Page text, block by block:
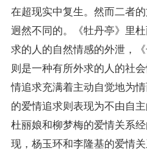
在超现实中复生。然而二者
迥然不同的。《牡丹亭》里
求的人的自然情感的外泄，
则是一种有所外求的人的社
情追求充满着主动自觉地为
的爱情追求则表现为不由自
杜丽娘和柳梦梅的爱情关系
现，杨玉环和李隆基的爱情